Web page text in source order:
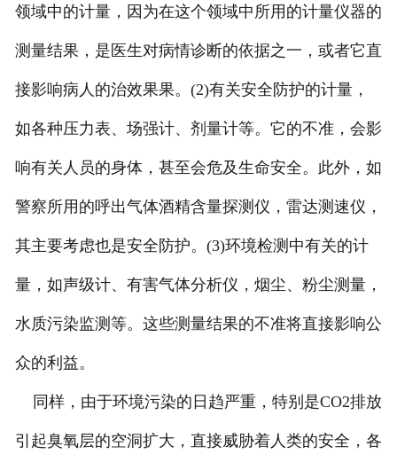
领域中的计量，因为在这个领域中所用的计量仪器的
测量结果，是医生对病情诊断的依据之一，或者它直
接影响病人的治效果果。(2)有关安全防护的计量，
如各种压力表、场强计、剂量计等。它的不准，会影
响有关人员的身体，甚至会危及生命安全。此外，如
警察所用的呼出气体酒精含量探测仪，雷达测速仪，
其主要考虑也是安全防护。(3)环境检测中有关的计
量，如声级计、有害气体分析仪，烟尘、粉尘测量，
水质污染监测等。这些测量结果的不准将直接影响公
众的利益。
同样，由于环境污染的日趋严重，特别是CO2排放
引起臭氧层的空洞扩大，直接威胁着人类的安全，各